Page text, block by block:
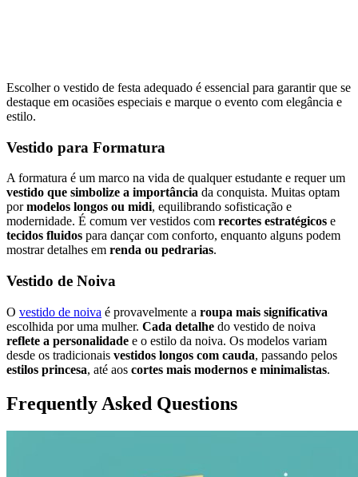
Escolher o vestido de festa adequado é essencial para garantir que se
destaque em ocasiões especiais e marque o evento com elegância e
estilo.
Vestido para Formatura
A formatura é um marco na vida de qualquer estudante e requer um
vestido que simbolize a importância da conquista. Muitas optam
pormodelos longos ou midi, equilibrando sofisticação e
modernidade. É comum ver vestidos com recortes estratégicos e
tecidos fluidos para dançar com conforto, enquanto alguns podem
mostrar detalhes em renda ou pedrarias.
Vestido de Noiva
O vestido de noiva é provavelmente a roupa mais significativa
escolhida por uma mulher. Cada detalhe do vestido de noiva
reflete a personalidade e o estilo da noiva. Os modelos variam
desde os tradicionais vestidos longos com cauda, passando pelos
estilos princesa, até aos cortes mais modernos e minimalistas.
Frequently Asked Questions